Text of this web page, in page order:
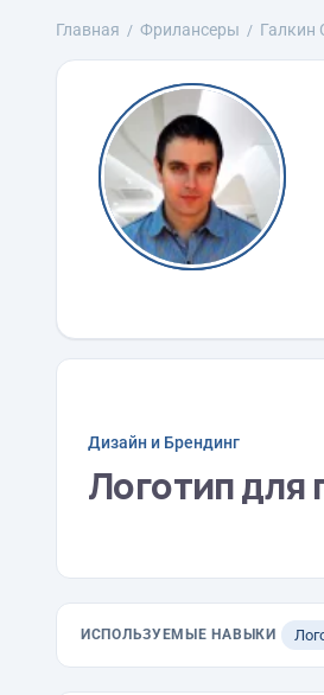
Главная Фрилансеры Галкин
Дизайн и Брендинг
Логотип для
ИСПОЛЬЗУЕМЫЕ НАВЫКИ